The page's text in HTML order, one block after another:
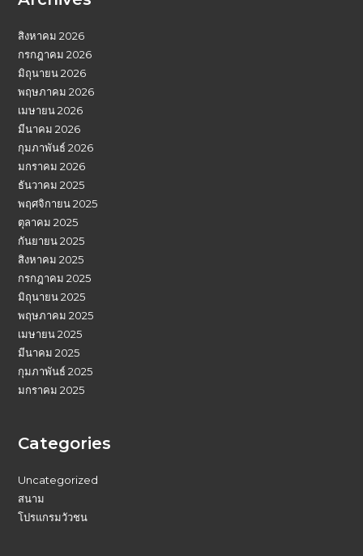
สิงหาคม 2026
กรกฎาคม 2026
มิถุนายน 2026
พฤษภาคม 2026
เมษายน 2026
มีนาคม 2026
กุมภาพันธ์ 2026
มกราคม 2026
ธันวาคม 2025
พฤศจิกายน 2025
ตุลาคม 2025
กันยายน 2025
สิงหาคม 2025
กรกฎาคม 2025
มิถุนายน 2025
พฤษภาคม 2025
เมษายน 2025
มีนาคม 2025
กุมภาพันธ์ 2025
มกราคม 2025
Categories
Uncategorized
สนาม
โปรแกรมวัวชน